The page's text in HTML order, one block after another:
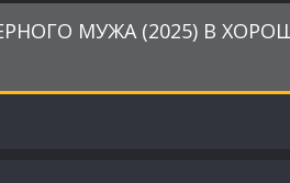
МУЖА (2025) В